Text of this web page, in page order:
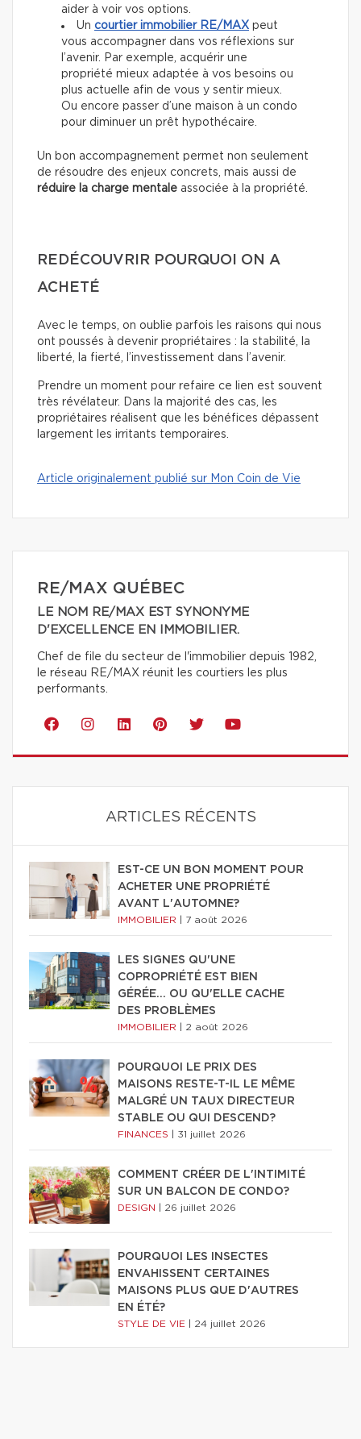
aider à voir vos options.
Un courtier immobilier RE/MAX peut
vous accompagner dans vos réflexions sur
l’avenir. Par exemple, acquérir une
propriété mieux adaptée à vos besoins ou
plus actuelle afin de vous y sentir mieux.
Ou encore passer d’une maison à un condo
pour diminuer un prêt hypothécaire.
Un bon accompagnement permet non seulement
de résoudre des enjeux concrets, mais aussi de
réduire la charge mentale associée à la propriété.
REDÉCOUVRIR POURQUOI ON A
ACHETÉ
Avec le temps, on oublie parfois les raisons qui nous
ont poussés à devenir propriétaires : la stabilité, la
liberté, la fierté, l’investissement dans l’avenir.
Prendre un moment pour refaire ce lien est souvent
très révélateur. Dans la majorité des cas, les
propriétaires réalisent que les bénéfices dépassent
largement les irritants temporaires.
Article originalement publié sur Mon Coin de Vie
RE/MAX QUÉBEC
LE NOM RE/MAX EST SYNONYME
D'EXCELLENCE EN IMMOBILIER.
Chef de file du secteur de l'immobilier depuis 1982,
le réseau RE/MAX réunit les courtiers les plus
performants.
ARTICLES RÉCENTS
EST-CE UN BON MOMENT POUR
ACHETER UNE PROPRIÉTÉ
AVANT L'AUTOMNE?
IMMOBILIER 7 août 2026
LES SIGNES QU'UNE
COPROPRIÉTÉ EST BIEN
GÉRÉE… OU QU'ELLE CACHE
DES PROBLÈMES
IMMOBILIER 2 août 2026
POURQUOI LE PRIX DES
MAISONS RESTE-T-IL LE MÊME
MALGRÉ UN TAUX DIRECTEUR
STABLE OU QUI DESCEND?
FINANCES 31 juillet 2026
COMMENT CRÉER DE L'INTIMITÉ
SUR UN BALCON DE CONDO?
DESIGN 26 juillet 2026
POURQUOI LES INSECTES
ENVAHISSENT CERTAINES
MAISONS PLUS QUE D'AUTRES
EN ÉTÉ?
STYLE DE VIE 24 juillet 2026